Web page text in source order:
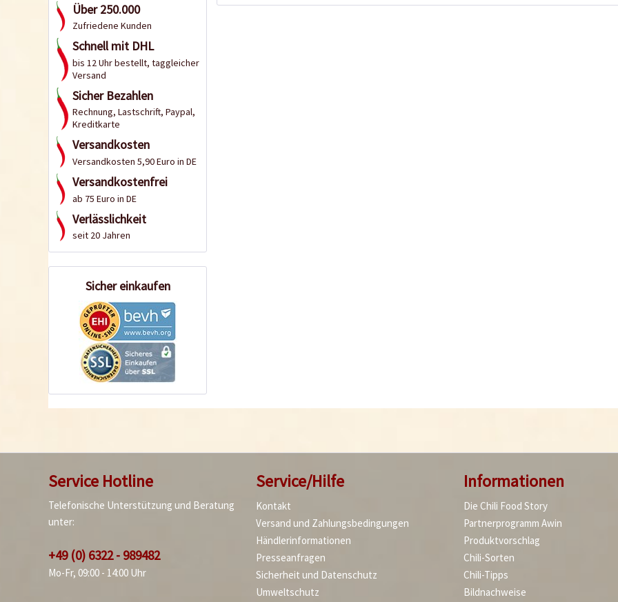
Über 250.000
Zufriedene Kunden
Schnell mit DHL
bis 12 Uhr bestellt, taggleicher
Versand
Sicher Bezahlen
Rechnung, Lastschrift, Paypal,
Kreditkarte
Versandkosten
Versandkosten 5,90 Euro in DE
Versandkostenfrei
ab 75 Euro in DE
Verlässlichkeit
seit 20 Jahren
Sicher einkaufen
Service Hotline
Telefonische Unterstützung und Beratung
unter:
+49 (0) 6322 - 989482
Mo-Fr, 09:00 - 14:00 Uhr
Service/Hilfe
Kontakt
Versand und Zahlungsbedingungen
Händlerinformationen
Presseanfragen
Sicherheit und Datenschutz
Umweltschutz
Informationen
Die Chili Food Story
Partnerprogramm Awin
Produktvorschlag
Chili-Sorten
Chili-Tipps
Bildnachweise